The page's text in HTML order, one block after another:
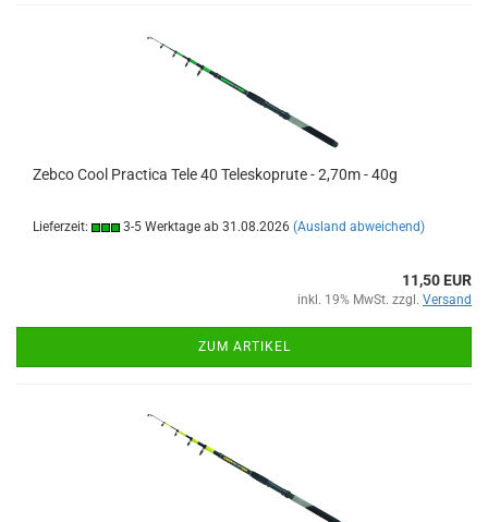
Zebco Cool Practica Tele 40 Teleskoprute - 2,70m - 40g
Lieferzeit: 3-5 Werktage ab 31.08.2026 (Ausland abweichend)
11,50 EUR
inkl. 19% MwSt. zzgl. Versand
ZUM ARTIKEL